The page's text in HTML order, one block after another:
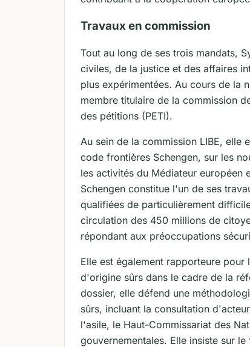
Travaux en commission
Tout au long de ses trois mandats,
civiles, de la justice et des affaires
plus expérimentées. Au cours de la
membre titulaire de la commission
des pétitions (PETI).
Au sein de la commission LIBE, elle
code frontières Schengen, sur les
les activités du Médiateur
Schengen constitue l'un de ses
qualifiées de particulièrement
circulation des 450 millions de
répondant aux préoccupations
Elle est également rapporteure
d'origine sûrs dans le cadre de la
dossier, elle défend une
sûrs, incluant la consultation
l'asile, le Haut-Commissariat des
gouvernementales. Elle insiste sur